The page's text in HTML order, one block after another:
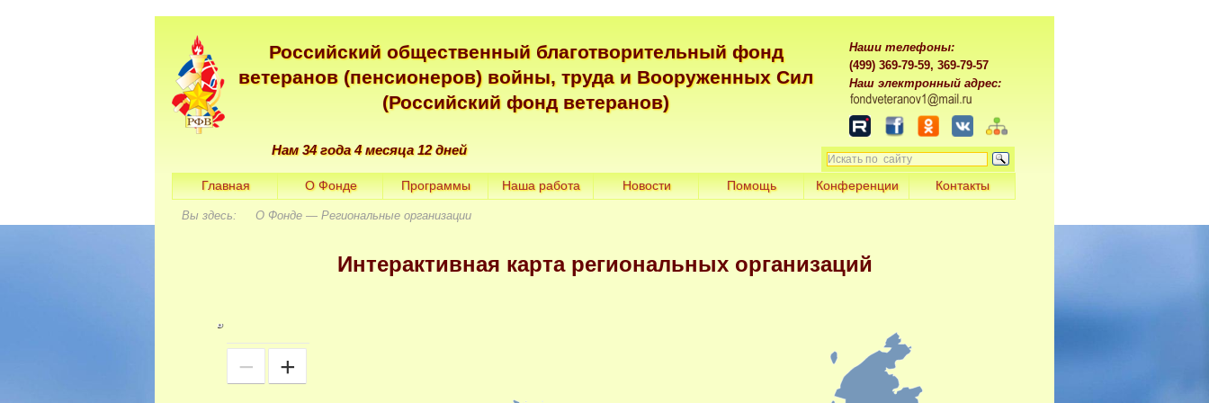
Российский общественный благотворительный фонд
ветеранов (пенсионеров) войны, труда и Вооруженных Сил
(Российский фонд ветеранов)
Наши телефоны:
(499) 369-79-59, 369-79-57
Наш электронный адрес:
Нам 34 года 4 месяца 12 дней
Главная О Фонде Программы Наша работа Новости Помощь Конференции Контакты
Вы здесь: О Фонде — Региональные организации
Интерактивная карта региональных организаций
77
77
78
78
− +